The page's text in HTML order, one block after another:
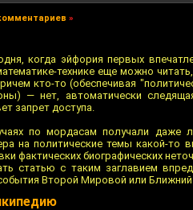
»
когда эйфория первых
технике еще можно
кто-то (обеспечивая
— нет, автоматически
запрет доступа.
по мордасам получали
на политические темы какой-то
фактических биографических
статью с таким заглавием
Второй Мировой или Ближний